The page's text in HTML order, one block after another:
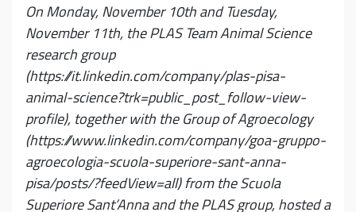
On Monday, November 10th and Tuesday,
November 11th, the PLAS Team Animal Science
research group
(https://it.linkedin.com/company/plas-pisa-
animal-science?trk=public_post_follow-view-
profile), together with the Group of Agroecology
(https://www.linkedin.com/company/goa-gruppo-
agroecologia-scuola-superiore-sant-anna-
pisa/posts/?feedView=all) from the Scuola
Superiore Sant’Anna and the PLAS group, hosted a